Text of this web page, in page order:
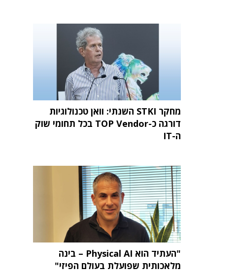
מחקר STKI השנתי: וואן טכנולוגיות
דורגה כ-TOP Vendor בכל תחומי שוק
ה-IT
"העתיד הוא Physical AI – בינה
מלאכותית שפועלת בעולם הפיזי"